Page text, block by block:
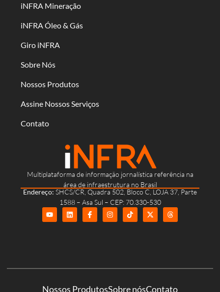
Multiplataforma de informação jornalística referência na
área de infraestrutura no Brasil
Endereço: SHCS/CR, Quadra 502, Bloco C, LOJA 37, Parte
1588 – Asa Sul – CEP: 70.330-530
iNFRA Mineração
iNFRA Óleo & Gás
Giro iNFRA
Sobre Nós
Nossos Produtos
Assine Nossos Serviços
Contato
Nossos ProdutosSobre nósContato